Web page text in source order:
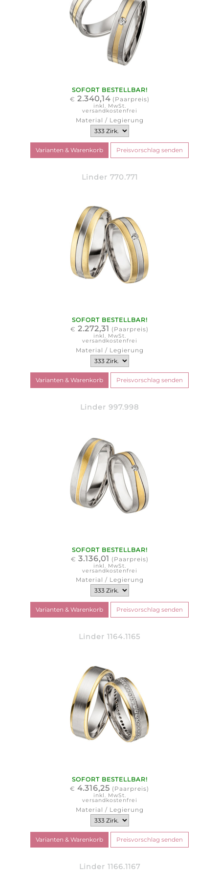
SOFORT BESTELLBAR!
€ 2.340,14(Paarpreis)
inkl. MwSt.
versandkostenfrei
Material / Legierung
Linder 770.771
SOFORT BESTELLBAR!
€ 2.272,31 (Paarpreis)
inkl. MwSt.
versandkostenfrei
Material / Legierung
Linder 997.998
SOFORT BESTELLBAR!
€ 3.136,01 (Paarpreis)
inkl. MwSt.
versandkostenfrei
Material / Legierung
Linder 1164.1165
SOFORT BESTELLBAR!
€ 4.316,25 (Paarpreis)
inkl. MwSt.
versandkostenfrei
Material / Legierung
Linder 1166.1167